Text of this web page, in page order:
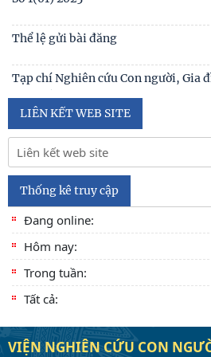
Số 2(02) 2025
Số 1(01) 2025
Thể lệ gửi bài đăng
Tạp chí Nghiên cứu Con người, Gia
Tạp chí khoa học Việt Nam năm
Số 1 -2026
Nội hàm của quyền con người
trong lành, bền vững (Lê Hồng
LIÊN KẾT WEB SITE
Thống kê truy cập